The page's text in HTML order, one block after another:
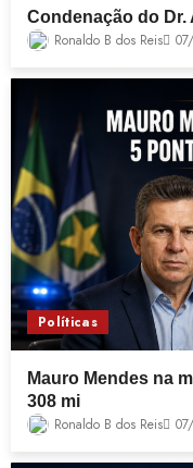
Condenação do
Ronaldo B dos Reis
Políticas
Mauro Mendes na
308 mi
Ronaldo B dos Reis